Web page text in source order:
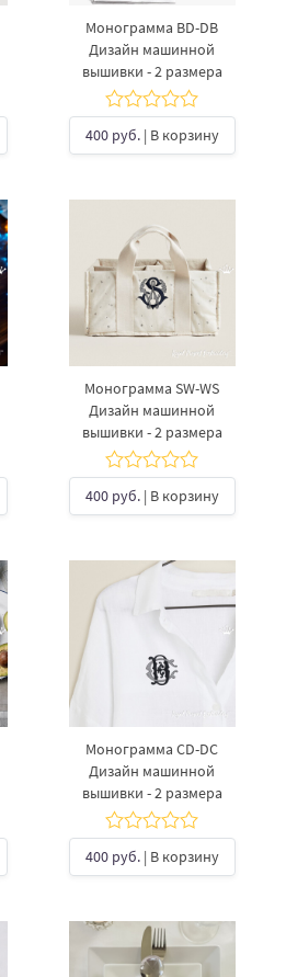
Монограмма BD-DB
Дизайн машинной
вышивки - 2 размера
400 руб.| В корзину
Монограмма SW-WS
Дизайн машинной
вышивки - 2 размера
400 руб.| В корзину
Монограмма CD-DC
Дизайн машинной
вышивки - 2 размера
400 руб.| В корзину